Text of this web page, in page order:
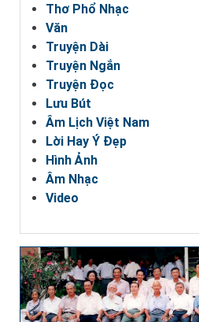
Thơ Phổ Nhạc
Văn
Truyện Dài
Truyện Ngắn
Truyện Đọc
Lưu Bút
Âm Lịch Việt Nam
Lời Hay Ý Đẹp
Hình Ảnh
Âm Nhạc
Video